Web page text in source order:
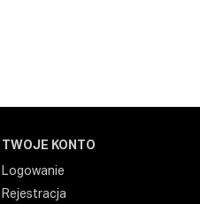
TWOJE KONTO
Logowanie
Rejestracja